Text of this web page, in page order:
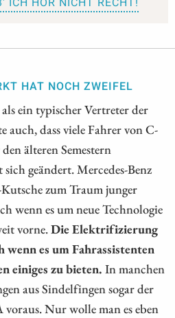
HAT NOCH ZWEIFEL
ein typischer Vertreter der
auch, dass viele Fahrer von C-
älteren Semestern
geändert. Mercedes-Benz
zum Traum junger
wenn es um neue Technologie
vorne.Die Elektrifizierung
es um Fahrassistenten
einiges zu bieten. In manchen
aus Sindelfingen sogar der
Nur wolle man es eben